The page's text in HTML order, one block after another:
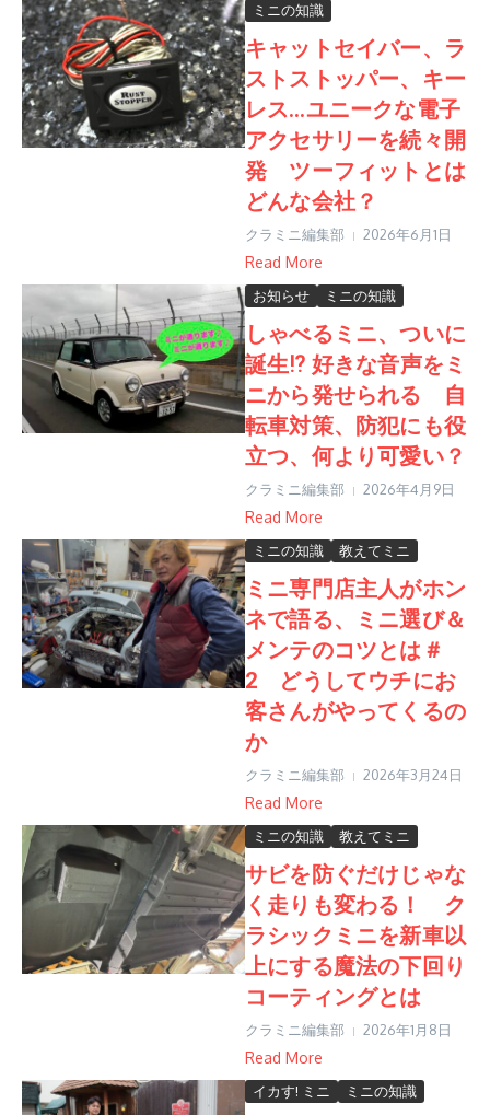
ミニの知識
キャットセイバー、ラ
ストストッパー、キー
レス…ユニークな電子
アクセサリーを続々開
発 ツーフィットとは
どんな会社？
クラミニ編集部 2026年6月1日
Read More
お知らせ ミニの知識
しゃべるミニ、ついに
誕生⁉︎ 好きな音声をミ
ニから発せられる 自
転車対策、防犯にも役
立つ、何より可愛い？
クラミニ編集部 2026年4月9日
Read More
ミニの知識 教えてミニ
ミニ専門店主人がホン
ネで語る、ミニ選び＆
メンテのコツとは＃
2 どうしてウチにお
客さんがやってくるの
か
クラミニ編集部 2026年3月24日
Read More
ミニの知識 教えてミニ
サビを防ぐだけじゃな
く走りも変わる！ ク
ラシックミニを新車以
上にする魔法の下回り
コーティングとは
クラミニ編集部 2026年1月8日
Read More
イカす! ミニ ミニの知識